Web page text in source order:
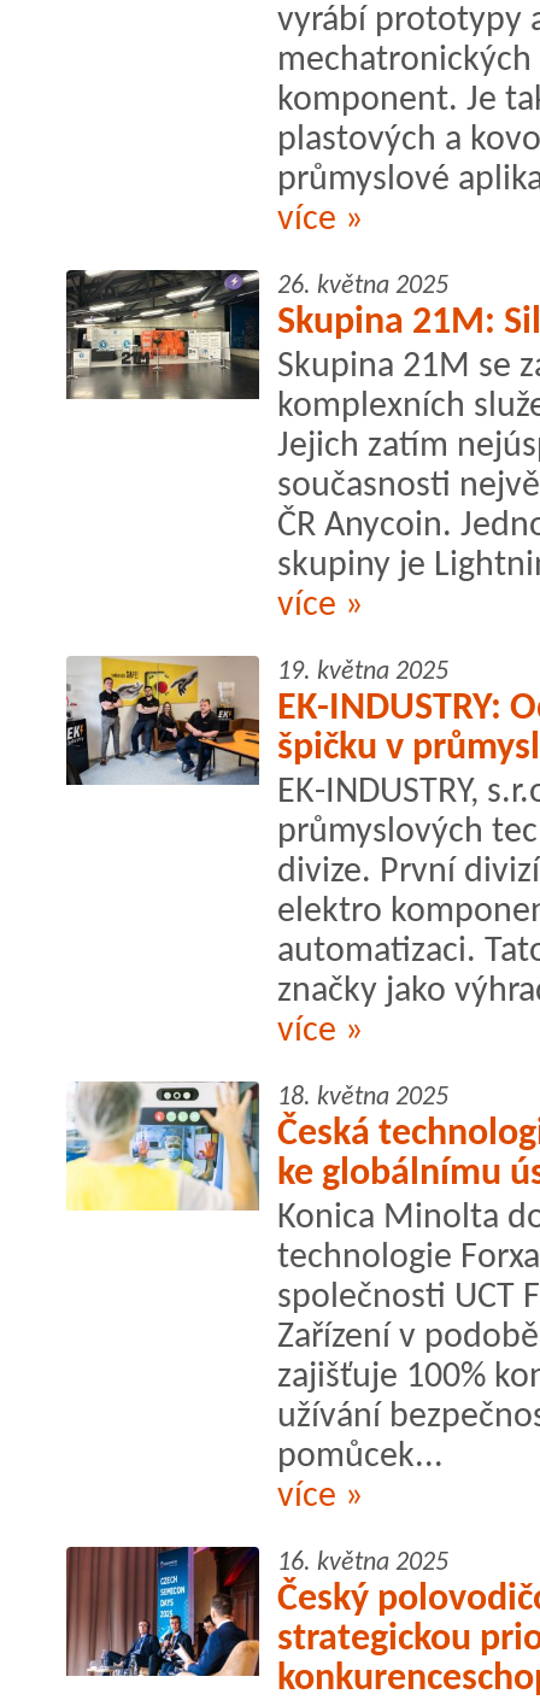
vyrábí prototypy
komponent. Je
plastových a
průmyslové
více »
26. května 2025
Skupina 21M:
Skupina 21M se
komplexních
Jejich zatím
současnosti
ČR Anycoin.
skupiny je
více »
19. května 2025
EK-INDUSTRY:
špičku v
EK-INDUSTRY,
průmyslových
divize. První
elektro
automatizaci.
značky jako
více »
18. května 2025
Česká
ke globálnímu
Konica Minolta
technologie
společnosti UCT
Zařízení v
zajišťuje 100%
užívání
pomůcek...
více »
16. května 2025
Český
strategickou